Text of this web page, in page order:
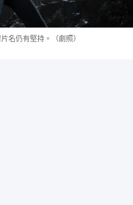
名仍有堅持。（劇照）